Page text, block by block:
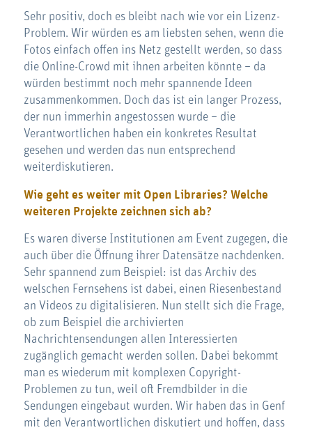
Sehr positiv, doch es bleibt nach wie vor ein Lizenz-
Problem. Wir würden es am liebsten sehen, wenn die
Fotos einfach offen ins Netz gestellt werden, so dass
die Online-Crowd mit ihnen arbeiten könnte – da
würden bestimmt noch mehr spannende Ideen
zusammenkommen. Doch das ist ein langer Prozess,
der nun immerhin angestossen wurde – die
Verantwortlichen haben ein konkretes Resultat
gesehen und werden das nun entsprechend
weiterdiskutieren.
Wie geht es weiter mit Open Libraries? Welche
weiteren Projekte zeichnen sich ab?
Es waren diverse Institutionen am Event zugegen, die
auch über die Öffnung ihrer Datensätze nachdenken.
Sehr spannend zum Beispiel: ist das Archiv des
welschen Fernsehens ist dabei, einen Riesenbestand
an Videos zu digitalisieren. Nun stellt sich die Frage,
ob zum Beispiel die archivierten
Nachrichtensendungen allen Interessierten
zugänglich gemacht werden sollen. Dabei bekommt
man es wiederum mit komplexen Copyright-
Problemen zu tun, weil oft Fremdbilder in die
Sendungen eingebaut wurden. Wir haben das in Genf
mit den Verantwortlichen diskutiert und hoffen, dass